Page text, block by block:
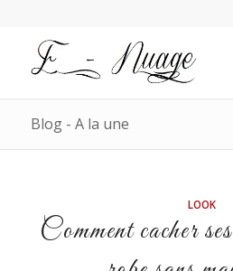
Blog - A la une
LOOK
Comment cacher